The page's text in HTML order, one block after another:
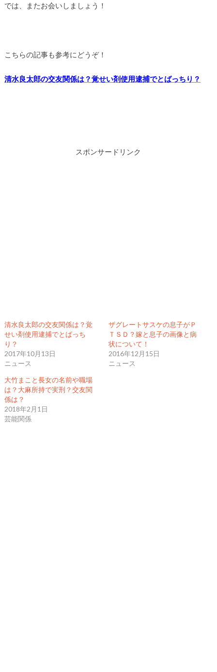
では、またお会いしましょう！
こちらの記事も参考にどうぞ！
清水良太郎の交友関係は？覚せい剤使用逮捕でとばっちり？
スポンサードリンク
清水良太郎の交友関係は？覚
せい剤使用逮捕でとばっち
り？
2017年10月13日
ニュース
ザグレートサスケの息子がＰ
ＴＳＤ？嫁と息子の画像と病
状について！
2016年12月15日
ニュース
大竹まこと長女の名前や職場
は？大麻所持で実刑？交友関
係は？
2018年2月1日
芸能関係